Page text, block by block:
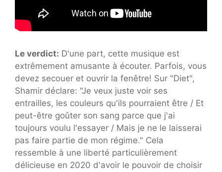
Le verdict: D'une part, cette musique est
extrêmement amusante à écouter. Parfois, vous
devez secouer et ouvrir la fenêtre! Sur "Diet",
Shamir déclare: "Je veux juste voir ses
entrailles, les couleurs qu'ils pourraient être / Et
peut-être goûter son sang parce que j'ai
toujours voulu l'essayer / Mais je ne le laisserai
pas faire partie de mon régime." Cela
ressemble à une liberté particulièrement
délicieuse en 2020 d'avoir le pouvoir de choisir